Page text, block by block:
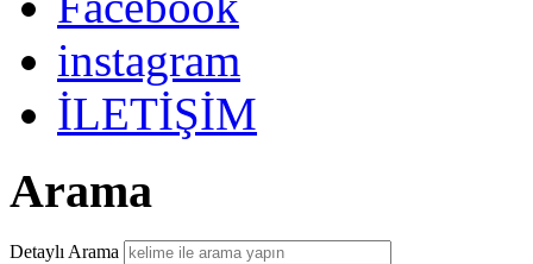
instagram
İLETİŞİM
Arama
Detaylı Arama